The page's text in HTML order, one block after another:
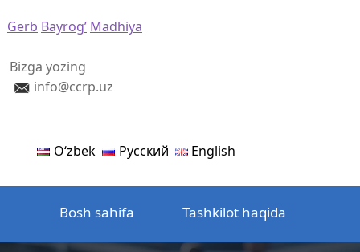
Gerb Bayrog’ Madhiya
Bizga yozing
info@ccrp.uz
Oʻzbek Русский English
Bosh sahifa Tashkilot haqida